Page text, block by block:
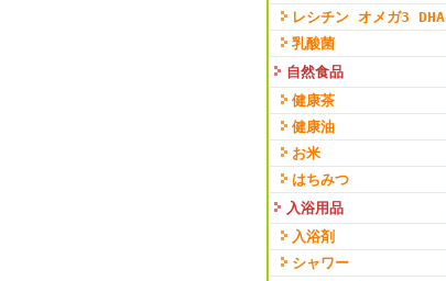
レシチン オメガ3 DHA
乳酸菌
自然食品
健康茶
健康油
お米
はちみつ
入浴用品
入浴剤
シャワー